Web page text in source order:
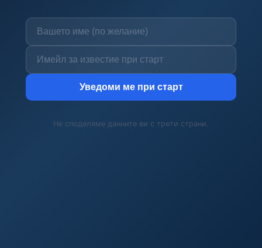
Уведоми ме при старт
Не споделяме данните ви с трети страни.